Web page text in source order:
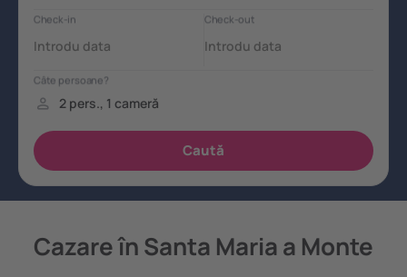
Cazare în Santa Maria a Monte